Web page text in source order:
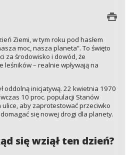
Ziemi, w tym roku pod hasłem
moc, nasza planeta”. To święto
za środowisko i dowód, że
leśników – realnie wpływają na
oddolną inicjatywą. 22 kwietnia 1970
10 proc. populacji Stanów
ulice, aby zaprotestować przeciwko
się nowej drogi dla planety.
się wziął ten dzień?